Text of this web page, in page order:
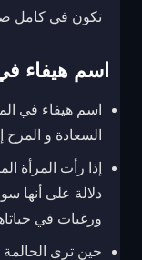
تكون في كامل
اسم هيفاء
اسم هيفاء في
السعادة و المرح
إذا رأت المرأة
دلالة على أنها
ورغبات في
حين ترى الحالمة